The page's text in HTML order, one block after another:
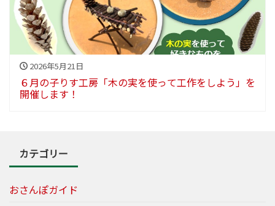
2026年5月21日
６月の子りす工房「木の実を使って工作をしよう」を
開催します！
カテゴリー
おさんぽガイド